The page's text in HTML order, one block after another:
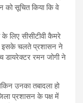
को सूचित किया कि वे
लिए सीसीटीवी कैमरे
इसके चलते प्रशासन ने
डायरेक्टर रमन जोगी ने
उनका तबादला हो
प्रशासन के पक्ष में